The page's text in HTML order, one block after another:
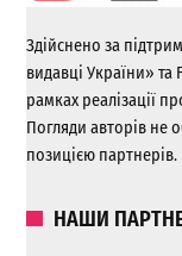
Здійснено за
видавці України»
рамках реалізації
Погляди авторів не
позицією партнерів.
НАШИ